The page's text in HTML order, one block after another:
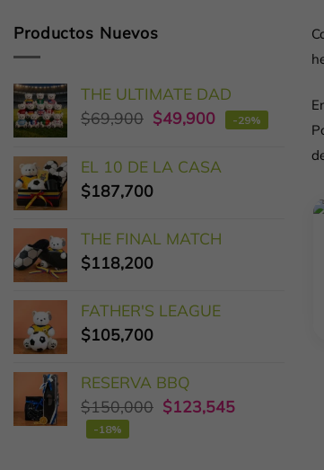
Productos Nuevos
THE ULTIMATE DAD
$69,900 $49,900 -29%
EL 10 DE LA CASA
$187,700
THE FINAL MATCH
$118,200
FATHER'S LEAGUE
$105,700
RESERVA BBQ
$150,000 $123,545
-18%